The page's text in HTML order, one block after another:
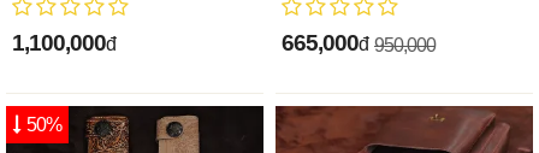
1,100,000đ 665,000đ 950,000
50%